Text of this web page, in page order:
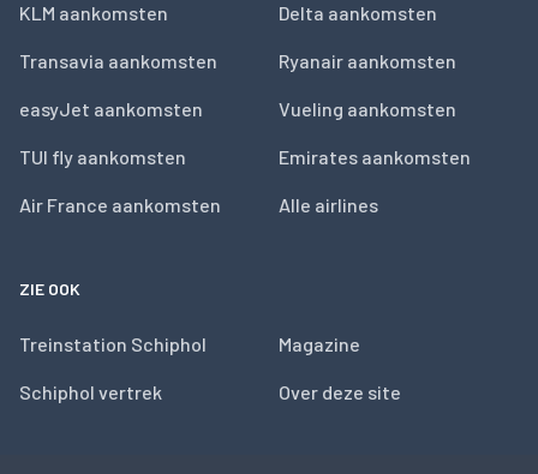
KLM aankomsten
Transavia aankomsten
easyJet aankomsten
TUI fly aankomsten
Air France aankomsten
Delta aankomsten
Ryanair aankomsten
Vueling aankomsten
Emirates aankomsten
Alle airlines
ZIE OOK
Treinstation Schiphol
Schiphol vertrek
Magazine
Over deze site